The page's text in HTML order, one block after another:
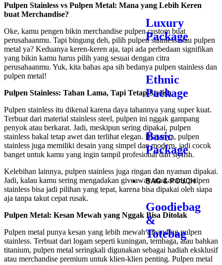
Luxury
Package
Ethnic
Package
Basic
Package
BAG & POUCH
Goodiebag
&
Totebag
Pulpen Stainless vs Pulpen Metal: Mana yang Lebih Keren
buat Merchandise?
Oke, kamu pengen bikin merchandise pulpen custom buat
perusahaanmu. Tapi bingung deh, pilih pulpen stainless atau pulpen
metal ya? Keduanya keren-keren aja, tapi ada perbedaan signifikan
yang bikin kamu harus pilih yang sesuai dengan citra
perusahaanmu. Yuk, kita bahas apa sih bedanya pulpen stainless dan
pulpen metal!
Pulpen Stainless: Tahan Lama, Tapi Tetap Stylish
Pulpen stainless itu dikenal karena daya tahannya yang super kuat.
Terbuat dari material stainless steel, pulpen ini nggak gampang
penyok atau berkarat. Jadi, meskipun sering dipakai, pulpen
stainless bakal tetap awet dan terlihat elegan. Biasanya, pulpen
stainless juga memiliki desain yang simpel dan modern, jadi cocok
banget untuk kamu yang ingin tampil profesional dan stylish.
Kelebihan lainnya, pulpen stainless juga ringan dan nyaman dipakai.
Jadi, kalau kamu sering mengadakan giveaway atau acara, pulpen
stainless bisa jadi pilihan yang tepat, karena bisa dipakai oleh siapa
aja tanpa takut cepat rusak.
Pulpen Metal: Kesan Mewah yang Nggak Bisa Ditolak
Pulpen metal punya kesan yang lebih mewah dibanding pulpen
stainless. Terbuat dari logam seperti kuningan, tembaga, atau bahkan
titanium, pulpen metal seringkali digunakan sebagai hadiah eksklusif
atau merchandise premium untuk klien-klien penting. Pulpen metal